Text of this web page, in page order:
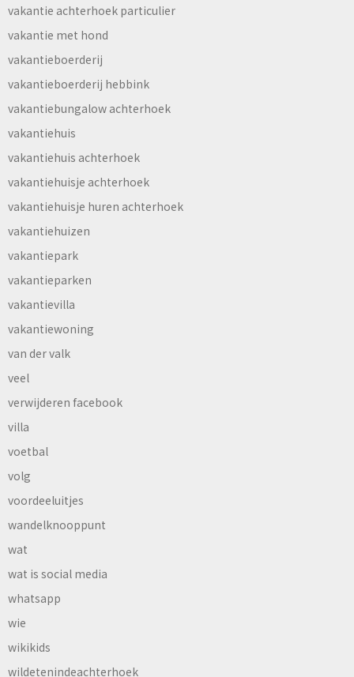
vakantie achterhoek particulier
vakantie met hond
vakantieboerderij
vakantieboerderij hebbink
vakantiebungalow achterhoek
vakantiehuis
vakantiehuis achterhoek
vakantiehuisje achterhoek
vakantiehuisje huren achterhoek
vakantiehuizen
vakantiepark
vakantieparken
vakantievilla
vakantiewoning
van der valk
veel
verwijderen facebook
villa
voetbal
volg
voordeeluitjes
wandelknooppunt
wat
wat is social media
whatsapp
wie
wikikids
wildetenindeachterhoek